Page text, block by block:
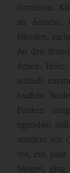
dominant.
an Ärmeln.
Händen,
An den
Arbeit. Holz,
schnell
kauften.
Funken
irgendwo
sondern ein
vor, ein
hängen,